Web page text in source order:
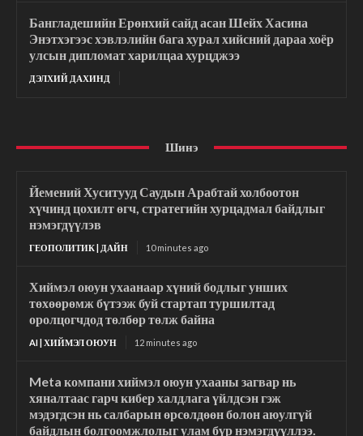
Бангладешийн Ерөнхий сайд асан Шейх Хасина
Энэтхэгээс хэвлэлийн бага хурал хийсний дараа хоёр
улсын дипломат харилцаа хурцджээ
ДЭЛХИЙ ДАХИНД
Шинэ
Йемений Хуситууд Саудын Арабтай холбоотон
хүчинд цохилт өгч, стратегийн хурцадмал байдлыг
нэмэгдүүлэв
ГЕОПОЛИТИК | ДАЙН 10 minutes ago
Хиймэл оюун ухаанаар хүний бодлыг унших
төхөөрөмж бүтээж буй стартап туршилтад
оролцогчдод төлбөр төлж байна
AI | ХИЙМЭЛ ОЮУН 12 minutes ago
Meta компани хиймэл оюун ухааны загвар нь
хяналтаас гарч кибер халдлага үйлдсэн гэж
мэдэгдсэн нь салбарын өрсөлдөөн болон аюулгүй
байдлын болгоомжлолыг улам бүр нэмэгдүүллээ.